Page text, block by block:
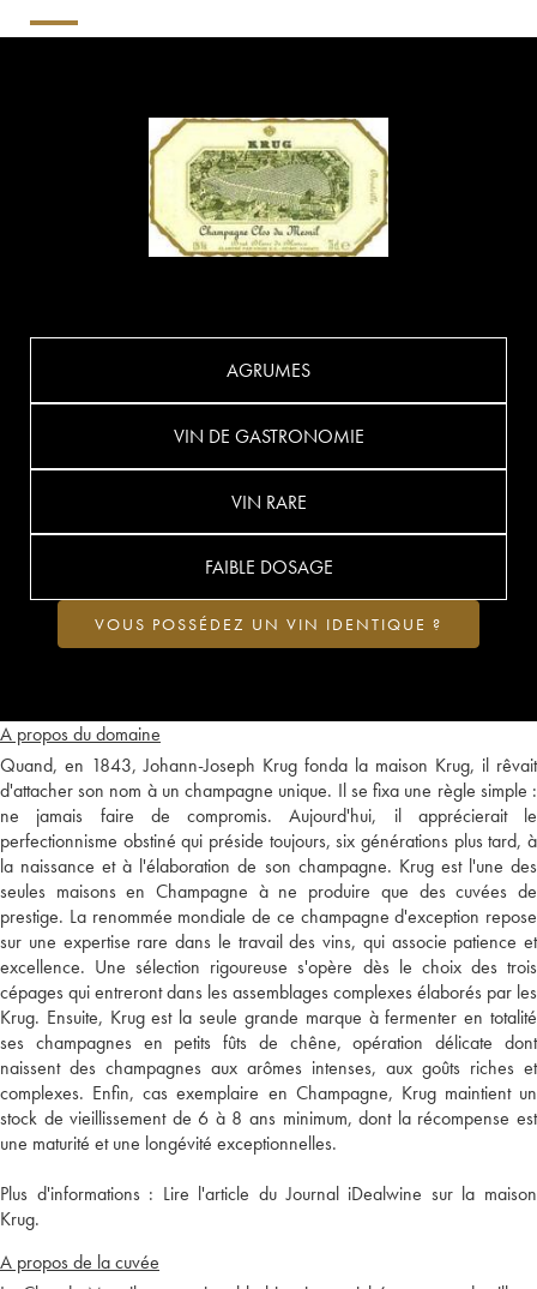
A propos du domaine
Quand, en 1843, Johann-Joseph Krug fonda la maison Krug, il rêvait
d'attacher son nom à un champagne unique. Il se fixa une règle simple :
ne jamais faire de compromis. Aujourd'hui, il apprécierait le
perfectionnisme obstiné qui préside toujours, six générations plus tard, à
la naissance et à l'élaboration de son champagne. Krug est l'une des
seules maisons en Champagne à ne produire que des cuvées de
prestige. La renommée mondiale de ce champagne d'exception repose
sur une expertise rare dans le travail des vins, qui associe patience et
excellence. Une sélection rigoureuse s'opère dès le choix des trois
cépages qui entreront dans les assemblages complexes élaborés par les
Krug. Ensuite, Krug est la seule grande marque à fermenter en totalité
ses champagnes en petits fûts de chêne, opération délicate dont
naissent des champagnes aux arômes intenses, aux goûts riches et
complexes. Enfin, cas exemplaire en Champagne, Krug maintient un
stock de vieillissement de 6 à 8 ans minimum, dont la récompense est
une maturité et une longévité exceptionnelles.
Plus d'informations : Lire l'article du Journal iDealwine sur la maison
Krug.
A propos de la cuvée
AGRUMES
VIN DE GASTRONOMIE
VIN RARE
FAIBLE DOSAGE
VOUS POSSÉDEZ UN VIN IDENTIQUE ?